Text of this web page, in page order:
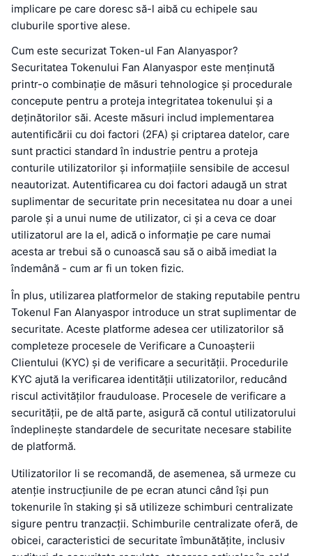
implicare pe care doresc să-l aibă cu echipele sau
cluburile sportive alese.
Cum este securizat Token-ul Fan Alanyaspor?
Securitatea Tokenului Fan Alanyaspor este menținută
printr-o combinație de măsuri tehnologice și procedurale
concepute pentru a proteja integritatea tokenului și a
deținătorilor săi. Aceste măsuri includ implementarea
autentificării cu doi factori (2FA) și criptarea datelor, care
sunt practici standard în industrie pentru a proteja
conturile utilizatorilor și informațiile sensibile de accesul
neautorizat. Autentificarea cu doi factori adaugă un strat
suplimentar de securitate prin necesitatea nu doar a unei
parole și a unui nume de utilizator, ci și a ceva ce doar
utilizatorul are la el, adică o informație pe care numai
acesta ar trebui să o cunoască sau să o aibă imediat la
îndemână - cum ar fi un token fizic.
În plus, utilizarea platformelor de staking reputabile pentru
Tokenul Fan Alanyaspor introduce un strat suplimentar de
securitate. Aceste platforme adesea cer utilizatorilor să
completeze procesele de Verificare a Cunoașterii
Clientului (KYC) și de verificare a securității. Procedurile
KYC ajută la verificarea identității utilizatorilor, reducând
riscul activităților frauduloase. Procesele de verificare a
securității, pe de altă parte, asigură că contul utilizatorului
îndeplinește standardele de securitate necesare stabilite
de platformă.
Utilizatorilor li se recomandă, de asemenea, să urmeze cu
atenție instrucțiunile de pe ecran atunci când își pun
tokenurile în staking și să utilizeze schimburi centralizate
sigure pentru tranzacții. Schimburile centralizate oferă, de
obicei, caracteristici de securitate îmbunătățite, inclusiv